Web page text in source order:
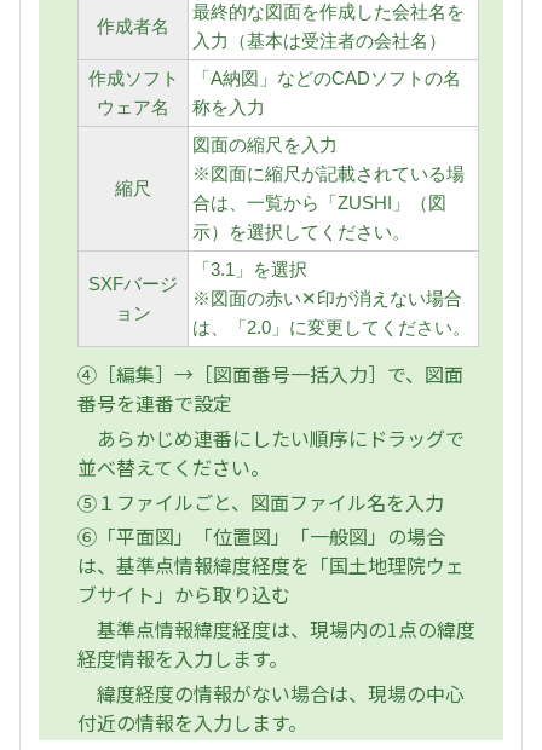
作成者名
最終的な図面を作成した会社名を
入力（基本は受注者の会社名）
作成ソフト
ウェア名
「A納図」などのCADソフトの名
称を入力
縮尺
図面の縮尺を入力
※図面に縮尺が記載されている場
合は、一覧から「ZUSHI」（図
示）を選択してください。
SXFバージ
ョン
「3.1」を選択
※図面の赤い✕印が消えない場合
は、「2.0」に変更してください。
④［編集］→［図面番号一括入力］で、図面
番号を連番で設定
あらかじめ連番にしたい順序にドラッグで
並べ替えてください。
⑤１ファイルごと、図面ファイル名を入力
⑥「平面図」「位置図」「一般図」の場合
は、基準点情報緯度経度を「国土地理院ウェ
ブサイト」から取り込む
基準点情報緯度経度は、現場内の1点の緯度
経度情報を入力します。
緯度経度の情報がない場合は、現場の中心
付近の情報を入力します。